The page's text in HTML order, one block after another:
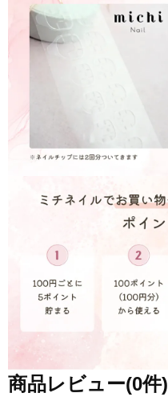
商品レビュー(0件)